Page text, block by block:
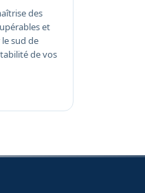
des
et
sud de
de vos